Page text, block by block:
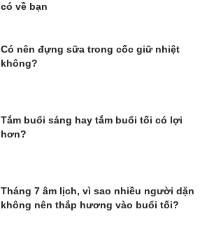
có về bạn
Có nên đựng sữa trong cốc giữ nhiệt
không?
Tắm buổi sáng hay tắm buổi tối có lợi
hơn?
Tháng 7 âm lịch, vì sao nhiều người dặn
không nên thắp hương vào buổi tối?